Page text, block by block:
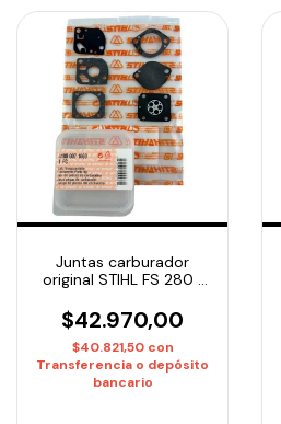
Juntas carburador
original STIHL FS 280 /
007-1060
$42.970,00
$40.821,50 con
Transferencia o depósito
bancario